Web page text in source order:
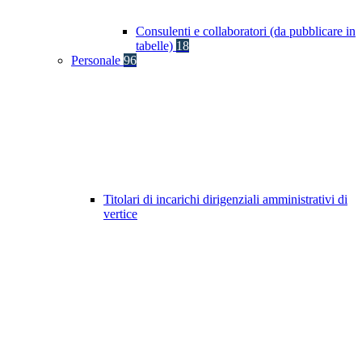
Consulenti e collaboratori (da pubblicare in
tabelle) 18
Personale 96
Titolari di incarichi dirigenziali amministrativi di
vertice